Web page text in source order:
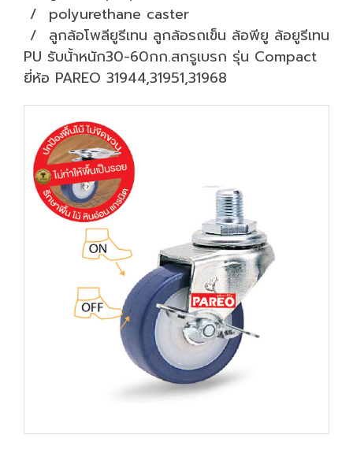
polyurethane caster
ลูกล้อโพลียูรีเทน ลูกล้อรถเข็น ล้อพียู ล้อยูรีเทน
PU รับน้้าหนัก30-60กก.สกรูเบรก รุ่น Compact
ยี่ห้อ PAREO 31944,31951,31968